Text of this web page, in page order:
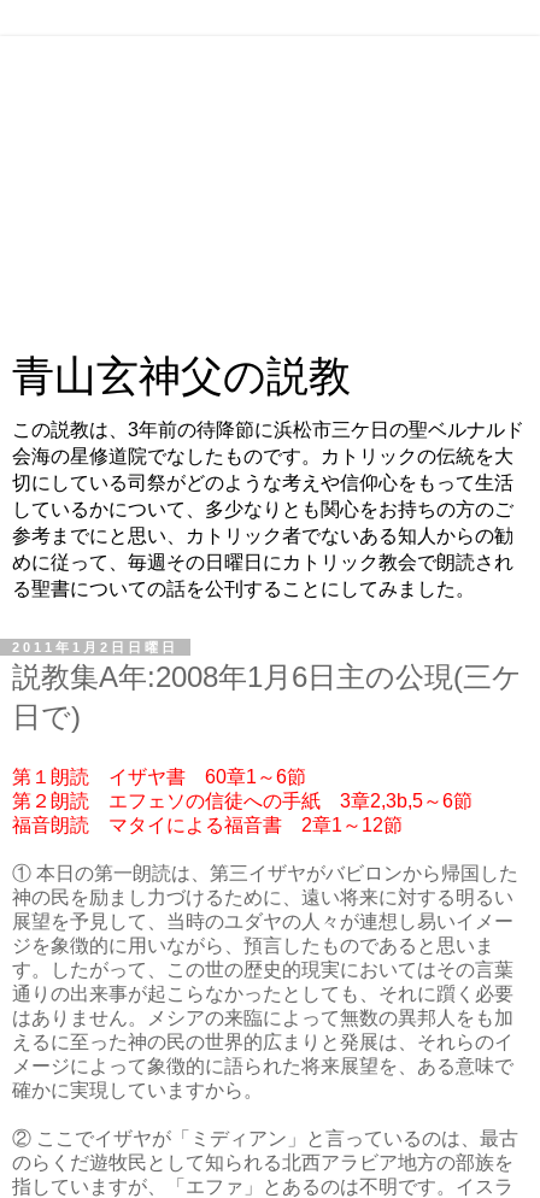
青山玄神父の説教
この説教は、3年前の待降節に浜松市三ケ日の聖ベルナルド
会海の星修道院でなしたものです。カトリックの伝統を大
切にしている司祭がどのような考えや信仰心をもって生活
しているかについて、多少なりとも関心をお持ちの方のご
参考までにと思い、カトリック者でないある知人からの勧
めに従って、毎週その日曜日にカトリック教会で朗読され
る聖書についての話を公刊することにしてみました。
2011年1月2日日曜日
説教集A年:2008年1月6日主の公現(三ケ
日で)
第１朗読 イザヤ書 60章1～6節
第２朗読 エフェソの信徒への手紙 3章2,3b,5～6節
福音朗読 マタイによる福音書 2章1～12節
① 本日の第一朗読は、第三イザヤがバビロンから帰国した
神の民を励まし力づけるために、遠い将来に対する明るい
展望を予見して、当時のユダヤの人々が連想し易いイメー
ジを象徴的に用いながら、預言したものであると思いま
す。したがって、この世の歴史的現実においてはその言葉
通りの出来事が起こらなかったとしても、それに躓く必要
はありません。メシアの来臨によって無数の異邦人をも加
えるに至った神の民の世界的広まりと発展は、それらのイ
メージによって象徴的に語られた将来展望を、ある意味で
確かに実現していますから。
② ここでイザヤが「ミディアン」と言っているのは、最古
のらくだ遊牧民として知られる北西アラビア地方の部族を
指していますが、「エファ」とあるのは不明です。イスラ